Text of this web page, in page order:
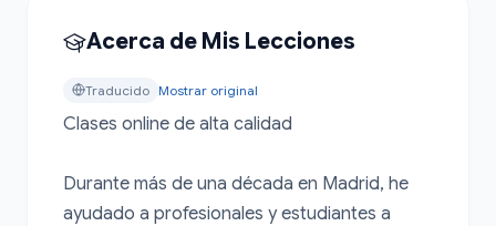
Acerca de Mis Lecciones
Traducido Mostrar original
Clases online de alta calidad
Durante más de una década en Madrid, he
ayudado a profesionales y estudiantes a